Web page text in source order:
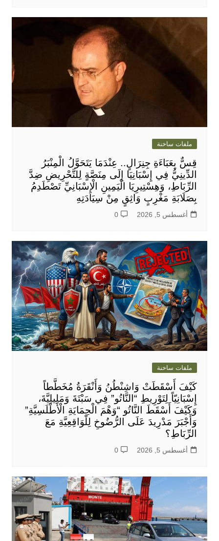
ملفات ساخنة
قِسٌّ بِعَبَاءَةِ جِنِرَالٍ.. عِنْدَمَا يَتَحَوَّلُ الْمِنْبَرُ
الدِّينِيُّ فِي إِسْبَانِيَا إِلَى مِنَصَّةٍ لِلتَّحْرِيضِ ضِدَّ
الرِّبَاطِ، وَهِسْتِيرِيَا الْيَمِينِ الْإِسْبَانِيِّ تَصْطَدِمُ
بِصَلَابَةِ مَغْرِبٍ وَاثِقٍ مِنْ سِيَادَتِهِ
أغسطس 5, 2026 0
ملفات ساخنة
كَيْفَ أَسْقَطَتْ وَاشِنْطُنُ وَأَنْقَرَةُ مُخَطَّطاً
إِسْبَانِيّاً لِتَوْرِيطِ “النَّاتُو” فِي سَبْتَةَ وَمَلِيلِيَّةَ،
وَكَيْفَ أَسْقَطَ النَّاتُو “وَهْمَ الْحِمَايَةِ الْأَطْلَسِيَّةِ”
وَأَجْبَرَ مَدْرِيدَ عَلَى الرُّضُوخِ لِلْوَاقِعِيَّةِ مَعَ
الرِّبَاطِ؟
أغسطس 5, 2026 0